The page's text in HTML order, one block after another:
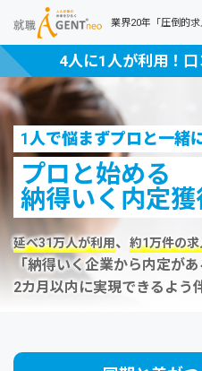
業界20年「圧倒的
4人に1人が利用！
1人で悩まずプロと一緒
プロと始める
納得いく内定獲
延べ31万人が利用、 約1万件の
「納得いく企業から内定が
2カ月以内に実現できるよう